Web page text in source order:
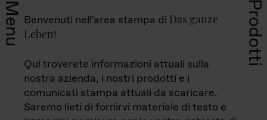
Menu Prodotti
Benvenuti nell'area stampa di Das ganze
Leben!
Qui troverete informazioni attuali sulla
nostra azienda, i nostri prodotti e i
comunicati stampa attuali da scaricare.
Saremo lieti di fornirvi materiale di testo e